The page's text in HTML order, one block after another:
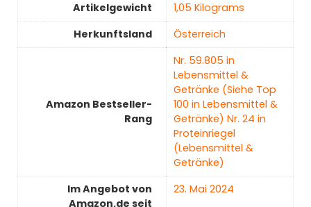
Artikelgewicht
‎1,05 Kilograms
Herkunftsland
‎Österreich
Amazon Bestseller-
Rang
Nr. 59.805 in
Lebensmittel &
Getränke (Siehe Top
100 in Lebensmittel &
Getränke) Nr. 24 in
Proteinriegel
(Lebensmittel &
Getränke)
Im Angebot von
Amazon.de seit
23. Mai 2024